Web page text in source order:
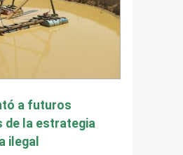
a futuros
de la estrategia
ilegal